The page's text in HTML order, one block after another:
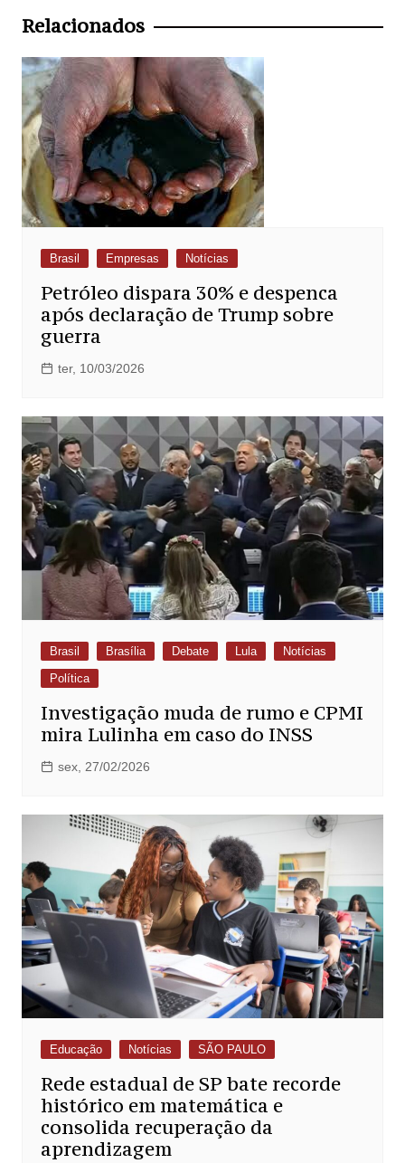
Post
Relacionados
Brasil Empresas Notícias
Petróleo dispara 30% e despenca
após declaração de Trump sobre
guerra
ter, 10/03/2026
Brasil Brasília Debate Lula
Notícias
Política
Investigação muda de rumo e CPMI
mira Lulinha em caso do INSS
sex, 27/02/2026
Educação Notícias SÃO PAULO
Rede estadual de SP bate recorde
histórico em matemática e
consolida recuperação da
aprendizagem